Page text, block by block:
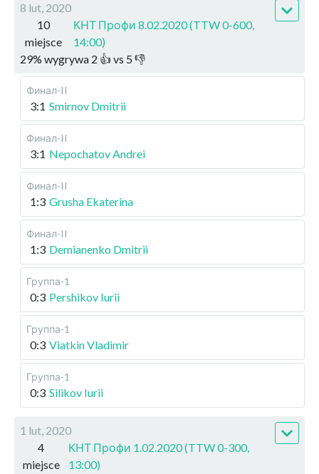
8 lut, 2020
10
miejsce
КНТ Профи 8.02.2020 (TTW 0-600,
14:00)
29% wygrywa 2 👍 vs 5 👎
Финал-II
3:1 Smirnov Dmitrii
Финал-II
3:1 Nepochatov Andrei
Финал-II
1:3 Grusha Ekaterina
Финал-II
1:3 Demianenko Dmitrii
Группа-1
0:3 Pershikov Iurii
Группа-1
0:3 Viatkin Vladimir
Группа-1
0:3 Silikov Iurii
1 lut, 2020
4
miejsce
КНТ Профи 1.02.2020 (TTW 0-300,
13:00)